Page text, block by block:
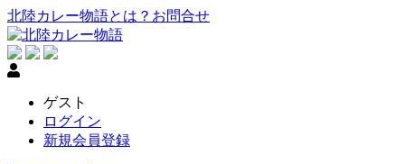
北陸カレー物語とは？ お問合せ
ゲスト
ログイン
新規会員登録